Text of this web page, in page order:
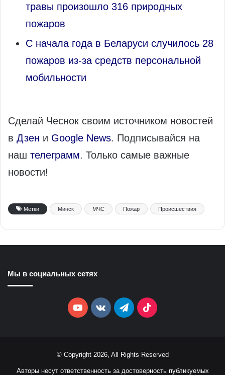
травы произошло 316 природных
пожаров
С начала года в Беларуси случилось 28
пожаров из-за средств персональной
мобильности
Сделай Чеснок своим источником новостей
в Дзен и Google News. Подписывайся на
наш телеграмм. Только самые важные
новости!
Метки Минск МЧС Пожар Происшествия
Мы в социальных сетях
YouTubevk.comTelegramTikTok
© Copyright 2026, All Rights Reserved
Авторы несут ответственность за достоверность публикуемых